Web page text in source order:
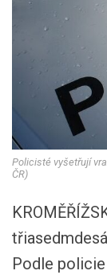
Policisté vyšetřují
ČR)
Podle